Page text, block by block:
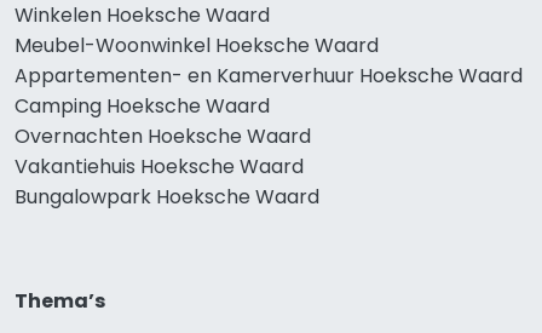
Winkelen Hoeksche Waard
Meubel-Woonwinkel Hoeksche Waard
Appartementen- en Kamerverhuur Hoeksche Waard
Camping Hoeksche Waard
Overnachten Hoeksche Waard
Vakantiehuis Hoeksche Waard
Bungalowpark Hoeksche Waard
Thema’s